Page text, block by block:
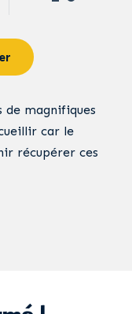
de magnifiques
car le
récupérer ces